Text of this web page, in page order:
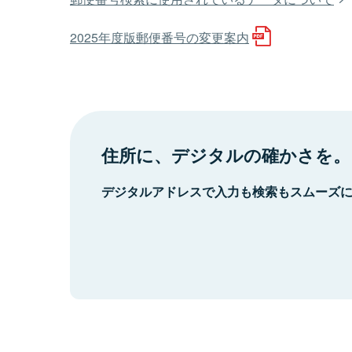
2025年度版郵便番号の変更案内
住所に、デジタルの確かさを。
デジタルアドレスで入力も検索もスムーズ